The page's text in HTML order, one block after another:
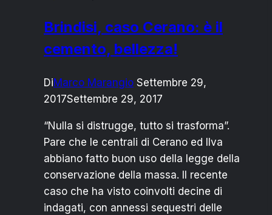
Brindisi, caso Cerano: è il
cemento, bellezza!
DiMarco Marangio Settembre 29,
2017Settembre 29, 2017
“Nulla si distrugge, tutto si trasforma”.
Pare che le centrali di Cerano ed Ilva
abbiano fatto buon uso della legge della
conservazione della massa. Il recente
caso che ha visto coinvolti decine di
indagati, con annessi sequestri delle